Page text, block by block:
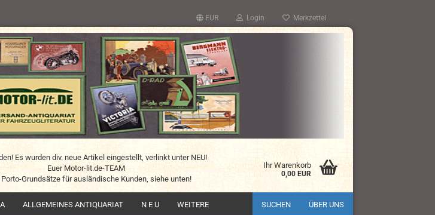
EUR Login Merkzettel
Es wurden div. neue Artikel eingestellt, verlinkt unter NEU!
Euer Motor-lit.de-TEAM
Porto-Grundsätze für ausländische Kunden, siehe unten!
Ihr Warenkorb
0,00 EUR
ALLGEMEINES ANTIQUARIAT N E U SUCHEN ÜBER UNS
WEITERE